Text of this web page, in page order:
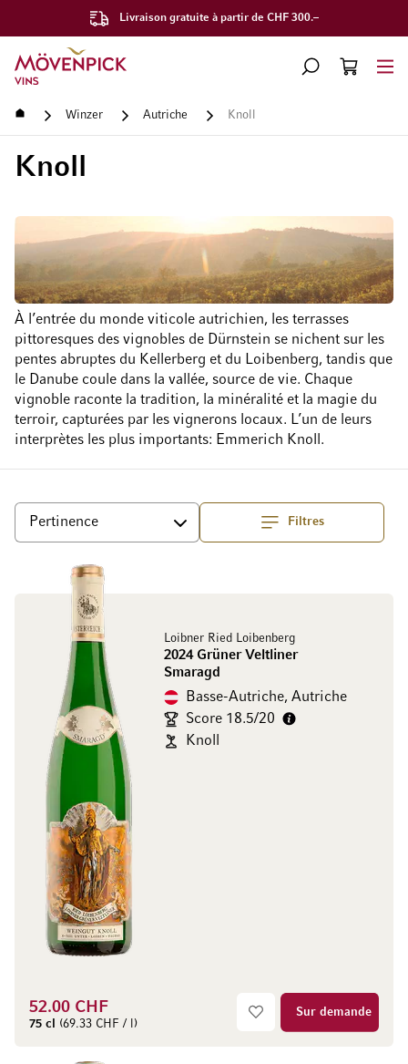
Livraison gratuite à partir de CHF 300.–
Aller à la page d'accueil
CHERCHERPANIER
Accueil Winzer Autriche Knoll
Knoll
À l’entrée du monde viticole autrichien, les terrasses
pittoresques des vignobles de Dürnstein se nichent sur les
pentes abruptes du Kellerberg et du Loibenberg, tandis que
le Danube coule dans la vallée, source de vie. Chaque
vignoble raconte la tradition, la minéralité et la magie du
terroir, capturées par les vignerons locaux. L’un de leurs
interprètes les plus importants: Emmerich Knoll.
Filtres
Trier parhaut
Loibner Ried Loibenberg
2024 Grüner Veltliner
Smaragd
Basse-Autriche, Autriche
Score 18.5/20
Knoll
52.00 CHF
75 cl (69.33 CHF / l)
Sur demande